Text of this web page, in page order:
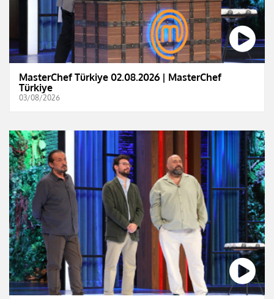
MasterChef Türkiye 02.08.2026 | MasterChef
Türkiye
03/08/2026